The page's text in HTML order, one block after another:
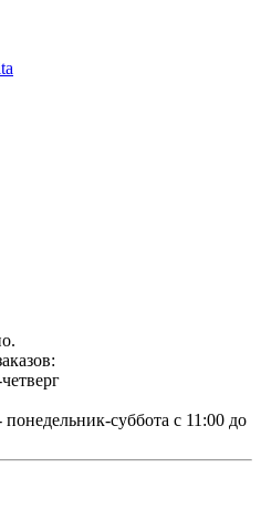
суббота с 11:00 до